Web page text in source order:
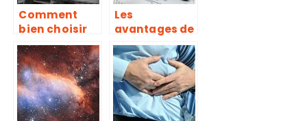
Comment
bien choisir
un matelas
Les
avantages de
la simulation
d’assurance
voiture en
ligne